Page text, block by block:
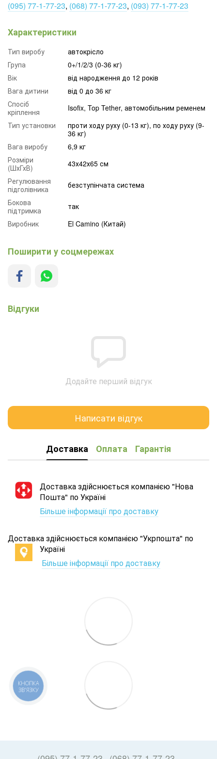
(095) 77-1-77-23, (068) 77-1-77-23, (093) 77-1-77-23
Характеристики
Тип виробу
автокрісло
Група
0+/1/2/3 (0-36 кг)
Вік
від народження до 12 років
Вага дитини
від 0 до 36 кг
Спосіб
кріплення
Isofix, Top Tether, автомобільним ременем
Тип установки
проти ходу руху (0-13 кг), по ходу руху (9-
36 кг)
Вага виробу
6,9 кг
Розміри
(ШхГхВ)
43х42х65 см
Регулювання
підголівника
безступінчата система
Бокова
підтримка
так
Виробник
El Camino (Китай)
Поширити у соцмережах
Відгуки
Додайте перший відгук
Написати відгук
Доставка Оплата Гарантія
Доставка здійснюється компанією "Нова
Пошта" по Україні
Більше інформації про доставку
Доставка здійснюється компанією "Укрпошта" по
Україні
Більше інформації про доставку
КНОПКА
ЗВ'ЯЗКУ